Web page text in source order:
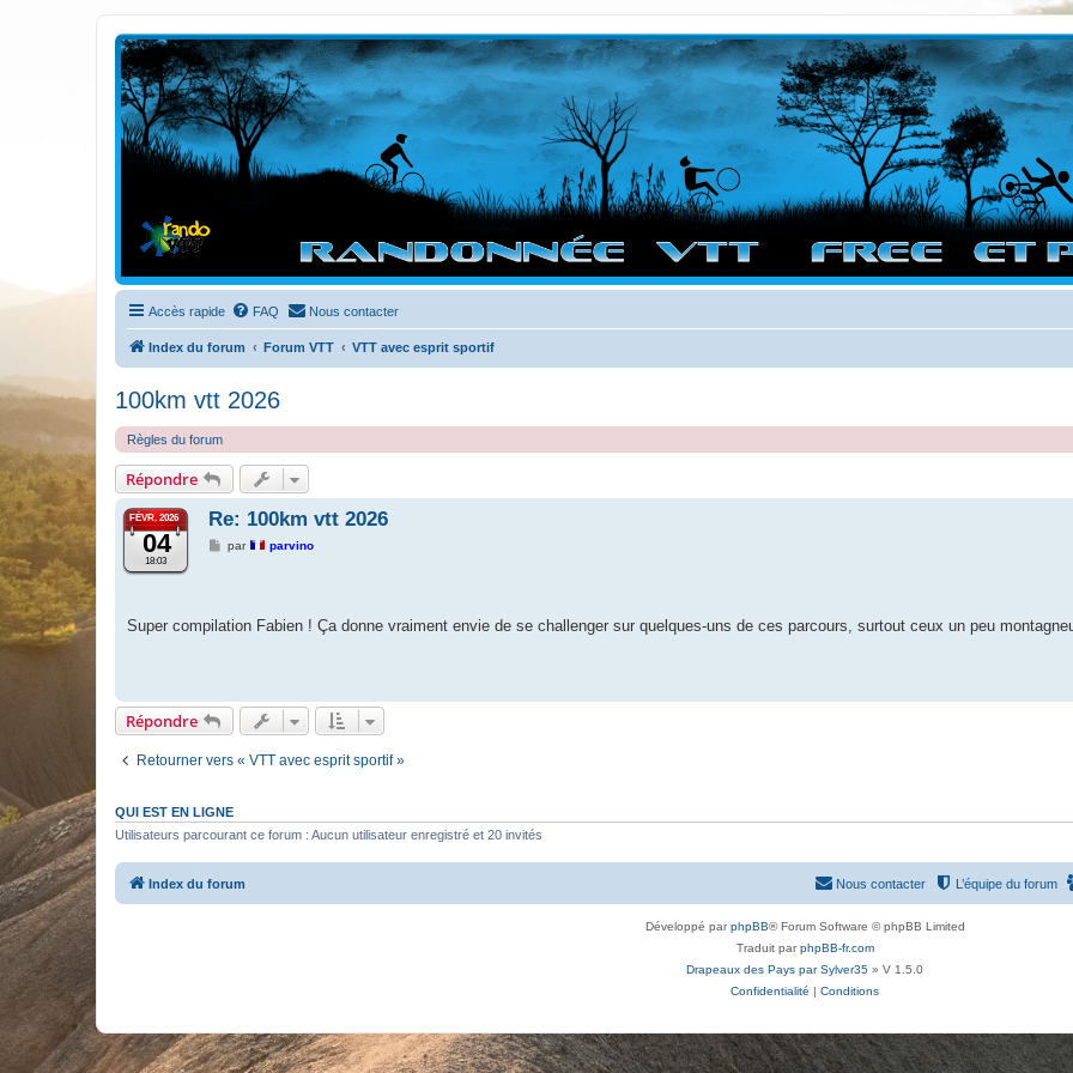
Randovttfree.fr
Bienvenue sur le site des randos vtt et pédestre de Bretagne . Bonne navigation sur le site et bonnes randos dans l'Ouest !
Accès rapide FAQ Nous contacter
Index du forum Forum VTT VTT avec esprit sportif
100km vtt 2026
Règles du forum
Répondre
FÉVR. 2026
04
18:03
Re: 100km vtt 2026
M
e
par parvino
Super compilation Fabien ! Ça donne vraiment envie de se challenger sur quelques-uns de ces parcours, surtout ceux un peu
Répondre
Retourner vers « VTT avec esprit sportif »
QUI EST EN LIGNE
Utilisateurs parcourant ce forum : Aucun utilisateur enregistré et 20 invités
Index du forum L’équipe du forum
Nous contacter
Développé parphpBB® Forum Software © phpBB Limited
Traduit parphpBB-fr.com
Drapeaux des Pays par Sylver35 » V 1.5.0
Confidentialité | Conditions